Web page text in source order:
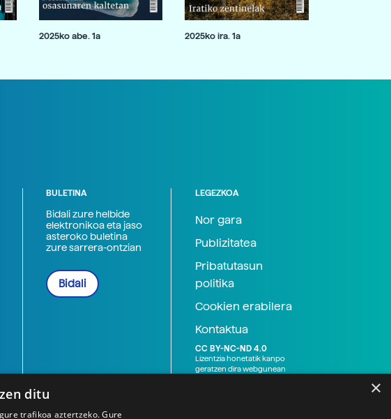
2025ko abe. 1a 2025ko ira. 1a
BULETINA
Bidali zure helbide
elektronikoa eta jaso
asteroko buletina
zure sarrera-ontzian
Bidali
LEGEZKOA
Nor gara
Publizitatea
Pribatutasun
politika
Cookien erabilera
Kontaktua
CC BY-NC-ND 4.0
Lizentzia honetatik kanpo
geratzen dira webgunean
×
ditu
trafikoa aztertzeko. Gure